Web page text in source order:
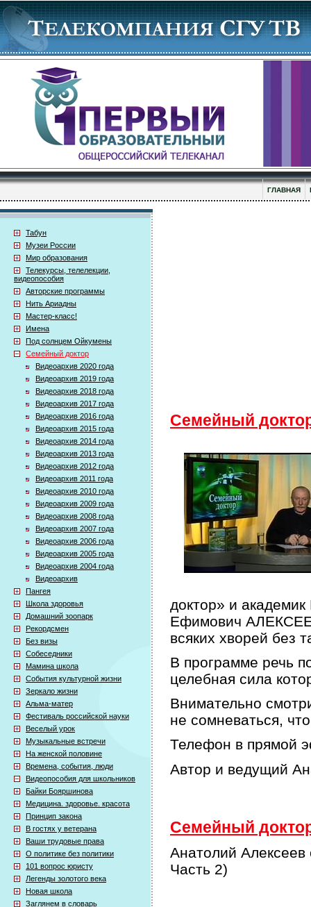
ГЛАВНАЯ
Табун
Музеи России
Мир образования
Телекурсы, телелекции,
видеопособия
Авторские программы
Нить Ариадны
Мастер-класс!
Имена
Под солнцем Ойкумены
Семейный доктор
Видеоархив 2020 года
Видеоархив 2019 года
Видеоархив 2018 года
Видеоархив 2017 года
Видеоархив 2016 года
Видеоархив 2015 года
Видеоархив 2014 года
Видеоархив 2013 года
Видеоархив 2012 года
Видеоархив 2011 года
Видеоархив 2010 года
Видеоархив 2009 года
Видеоархив 2008 года
Видеоархив 2007 года
Видеоархив 2006 года
Видеоархив 2005 года
Видеоархив 2004 года
Видеоархив
Пангея
Школа здоровья
Домашний зоопарк
Рекордсмен
Без визы
Собеседники
Мамина школа
События культурной жизни
Зеркало жизни
Альма-матер
Фестиваль российской науки
Веселый урок
Музыкальные встречи
На женской половине
Времена, события, люди
Видеопособия для школьников
Байки Бояршинова
Медицина. здоровье. красота
Принцип закона
В гостях у ветерана
Ваши трудовые права
О политике без политики
101 вопрос юристу
Легенды золотого века
Новая школа
Заглянем в словарь
Семейный
доктор» и
Ефимович
всяких хворей без
В программе речь
целебная сила
Внимательно
не сомневаться,
Телефон в прямой
Автор и ведущий
Семейный
Анатолий Алексеев
Часть 2)